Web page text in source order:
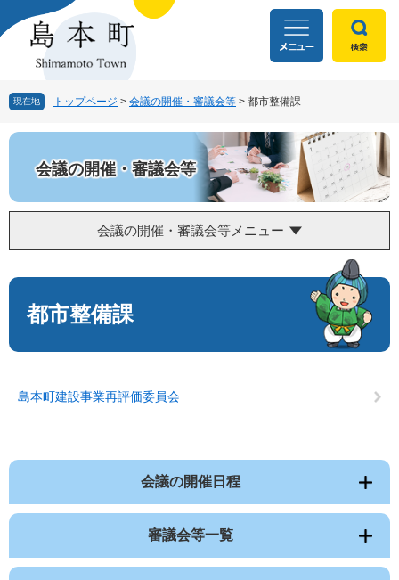
ー
す
ニ
し
文
へ
現在地 トップページ > 会議の開催・審議会等 > 都市整備課
会議の開催・審議会等
会議の開催・審議会等メニュー
文
都市整備課
島本町建設事業再評価委員会
会議の開催日程
審議会等一覧